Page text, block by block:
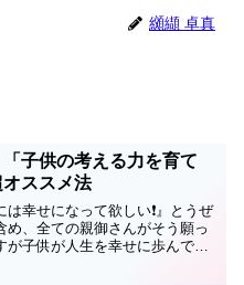
纐纈 卓真
子供の考える力を育て
オススメ法
は幸せになって欲しい❗️』とうぜ
め、全ての親御さんがそう願っ
が子供が人生を幸せに歩んでい